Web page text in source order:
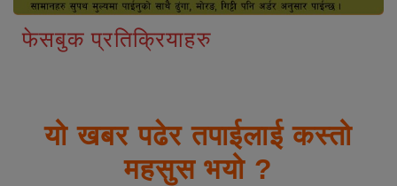
फेसबुक प्रतिक्रियाहरु
यो खबर पढेर तपाईलाई कस्तो
महसुस भयो ?